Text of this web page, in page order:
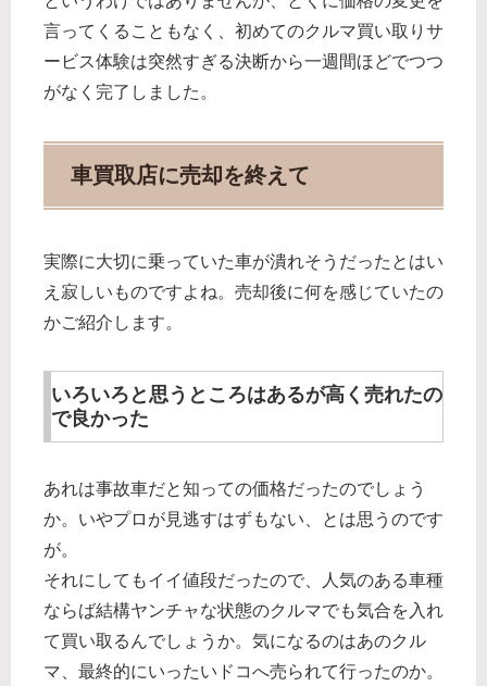
言ってくることもなく、初めてのクルマ買い取りサ
ービス体験は突然すぎる決断から一週間ほどでつつ
がなく完了しました。
車買取店に売却を終えて
実際に大切に乗っていた車が潰れそうだったとはい
え寂しいものですよね。売却後に何を感じていたの
かご紹介します。
いろいろと思うところはあるが高く売れたの
で良かった
あれは事故車だと知っての価格だったのでしょう
か。いやプロが見逃すはずもない、とは思うのです
が。
それにしてもイイ値段だったので、人気のある車種
ならば結構ヤンチャな状態のクルマでも気合を入れ
て買い取るんでしょうか。気になるのはあのクル
マ、最終的にいったいドコへ売られて行ったのか。